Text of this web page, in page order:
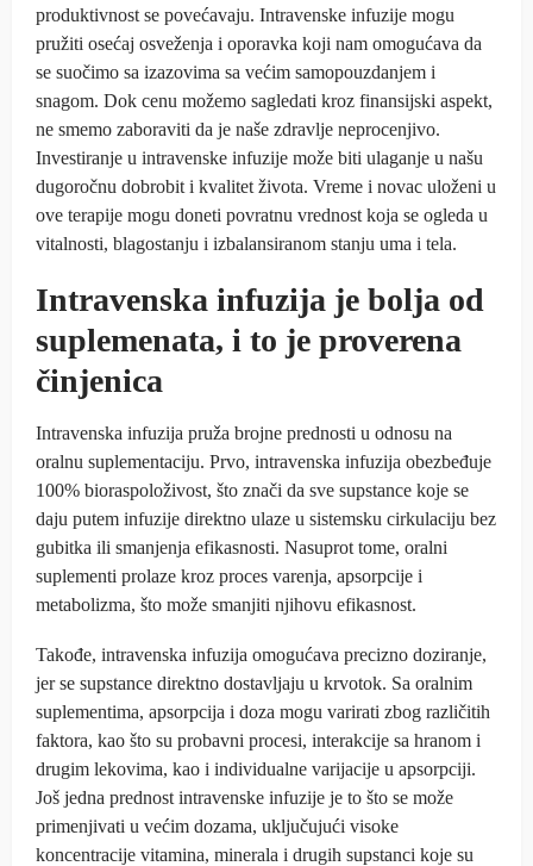
produktivnost se povećavaju. Intravenske infuzije mogu
pružiti osećaj osveženja i oporavka koji nam omogućava da
se suočimo sa izazovima sa većim samopouzdanjem i
snagom. Dok cenu možemo sagledati kroz finansijski aspekt,
ne smemo zaboraviti da je naše zdravlje neprocenjivo.
Investiranje u intravenske infuzije može biti ulaganje u našu
dugoročnu dobrobit i kvalitet života. Vreme i novac uloženi u
ove terapije mogu doneti povratnu vrednost koja se ogleda u
vitalnosti, blagostanju i izbalansiranom stanju uma i tela.
Intravenska infuzija je bolja od
suplemenata, i to je proverena
činjenica
Intravenska infuzija pruža brojne prednosti u odnosu na
oralnu suplementaciju. Prvo, intravenska infuzija obezbeđuje
100% bioraspoloživost, što znači da sve supstance koje se
daju putem infuzije direktno ulaze u sistemsku cirkulaciju bez
gubitka ili smanjenja efikasnosti. Nasuprot tome, oralni
suplementi prolaze kroz proces varenja, apsorpcije i
metabolizma, što može smanjiti njihovu efikasnost.
Takođe, intravenska infuzija omogućava precizno doziranje,
jer se supstance direktno dostavljaju u krvotok. Sa oralnim
suplementima, apsorpcija i doza mogu varirati zbog različitih
faktora, kao što su probavni procesi, interakcije sa hranom i
drugim lekovima, kao i individualne varijacije u apsorpciji.
Još jedna prednost intravenske infuzije je to što se može
primenjivati u većim dozama, uključujući visoke
koncentracije vitamina, minerala i drugih supstanci koje su